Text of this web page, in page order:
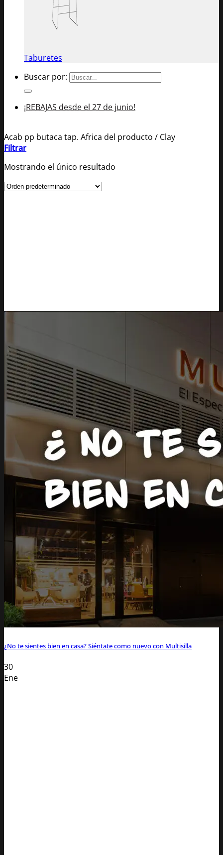
Taburetes
Buscar por:
¡REBAJAS desde el 27 de junio!
Acab pp butaca tap. Africa del producto / Clay
Filtrar
Mostrando el único resultado
¿No te sientes bien en casa? Siéntate como nuevo con Multisilla
30
Ene